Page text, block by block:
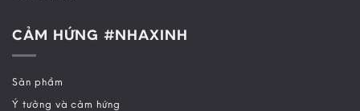
CẢM HỨNG #NHAXINH
Sản phẩm
Ý tưởng và cảm hứng